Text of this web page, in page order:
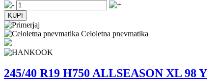
Celoletna pnevmatika
245/40 R19 H750 ALLSEASON XL 98 Y